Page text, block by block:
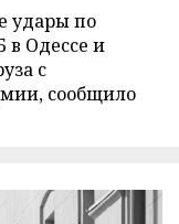
удары по
в Одессе и
с
сообщило